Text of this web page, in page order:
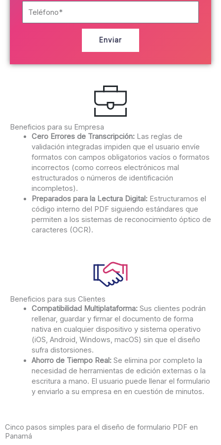
e
c
l
n
Enviar
Beneficios para su Empresa
Cero Errores de Transcripción:Las reglas de
validación integradas impiden que el usuario envíe
formatos con campos obligatorios vacíos o formatos
incorrectos (como correos electrónicos mal
estructurados o números de identificación
incompletos).
Preparados para la Lectura Digital:Estructuramos el
código interno del PDF siguiendo estándares que
permiten a los sistemas de reconocimiento óptico de
caracteres (OCR).
Beneficios para sus Clientes
Compatibilidad Multiplataforma:Sus clientes podrán
rellenar, guardar y firmar el documento de forma
nativa en cualquier dispositivo y sistema operativo
(iOS, Android, Windows, macOS) sin que el diseño
sufra distorsiones.
Ahorro de Tiempo Real:Se elimina por completo la
necesidad de herramientas de edición externas o la
escritura a mano. El usuario puede llenar el formulario
y enviarlo a su empresa en en cuestión de minutos.
Cinco pasos simples para el diseño de formulario PDF en
Panamá